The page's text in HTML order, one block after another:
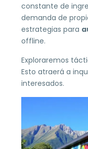
constante de
demanda de
estrategias para
offline.
Exploraremos
Esto atraerá a
interesados.